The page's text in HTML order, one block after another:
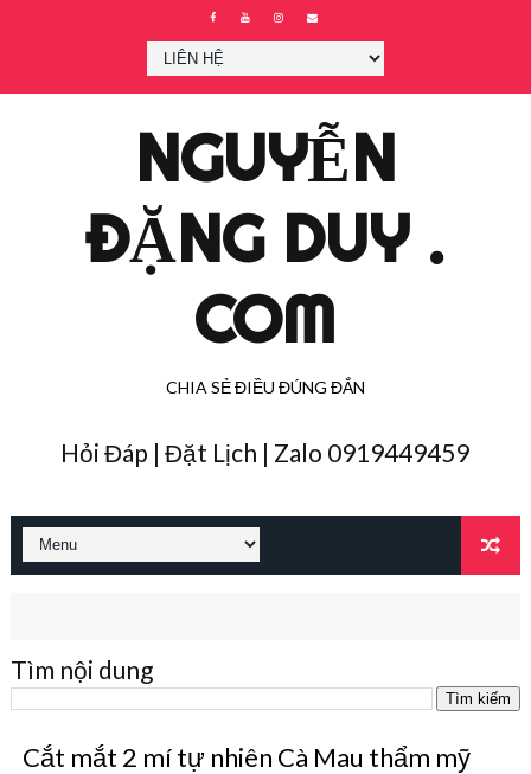
NGUYỄN
ĐẶNG DUY .
COM
CHIA SẺ ĐIỀU ĐÚNG ĐẮN
Hỏi Đáp | Đặt Lịch | Zalo 0919449459
Tìm nội dung
Cắt mắt 2 mí tự nhiên Cà Mau thẩm mỹ